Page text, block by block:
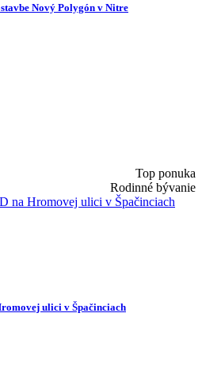
Nový Polygón v Nitre
Top ponuka
Rodinné bývanie
ulici v Špačinciach